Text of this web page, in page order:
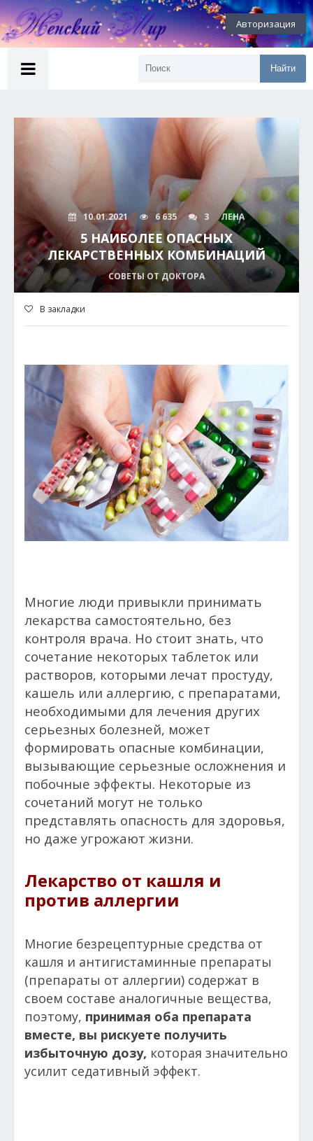
Авторизация
Найти
10.01.2021 6 635 3 ЛЕНА
5 НАИБОЛЕЕ ОПАСНЫХ
ЛЕКАРСТВЕННЫХ КОМБИНАЦИЙ
СОВЕТЫ ОТ ДОКТОРА
В закладки
Многие люди привыкли принимать
лекарства самостоятельно, без
контроля врача. Но стоит знать, что
сочетание некоторых таблеток или
растворов, которыми лечат простуду,
кашель или аллергию, с препаратами,
необходимыми для лечения других
серьезных болезней, может
формировать опасные комбинации,
вызывающие серьезные осложнения и
побочные эффекты. Некоторые из
сочетаний могут не только
представлять опасность для здоровья,
но даже угрожают жизни.
Лекарство от кашля и
против аллергии
Многие безрецептурные средства от
кашля и антигистаминные препараты
(препараты от аллергии) содержат в
своем составе аналогичные вещества,
поэтому, принимая оба препарата
вместе, вы рискуете получить
избыточную дозу, которая значительно
усилит седативный эффект.